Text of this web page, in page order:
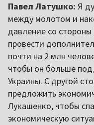
Павел Латушко: Я
между молотом и
давление со
провести
почти на 2 млн
чтобы он больше
Украины. С другой
предложить
Лукашенко, чтобы
экономическую